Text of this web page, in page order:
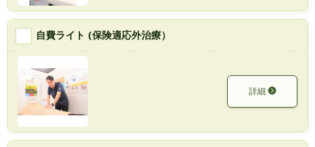
自費ライト (保険適応外治療）
詳細